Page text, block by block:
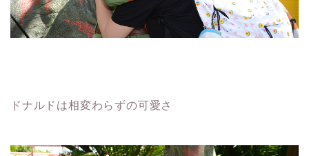
ドナルドは相変わらずの可愛さ